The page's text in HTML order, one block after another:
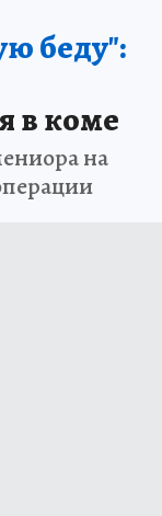
беду":
в коме
на